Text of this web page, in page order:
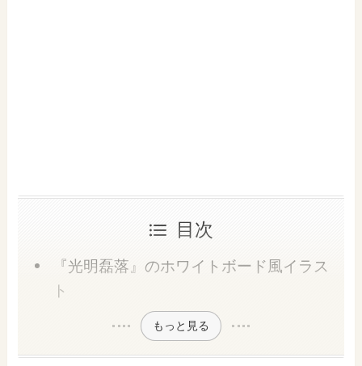
目次
『光明磊落』のホワイトボード風イラス
ト
もっと見る